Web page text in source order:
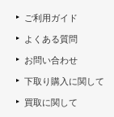
ご利用ガイド
よくある質問
お問い合わせ
下取り購入に関して
買取に関して